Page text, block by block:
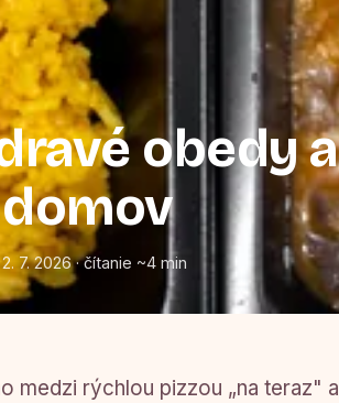
obedy a
7. 2026 · čítanie ~4 min
medzi rýchlou pizzou „na teraz" a